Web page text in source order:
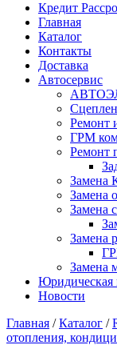
Кредит
Главная
Каталог
Контакты
Доставка
Автосервис
Ремонт
ГРМ
Ремонт
Замена
Замена
Замена
Замена
Замена
Юридическая
Новости
Главная / Каталог /
отопления,